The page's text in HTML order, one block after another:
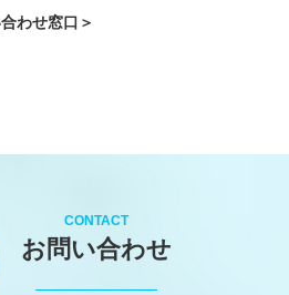
わせ窓口＞
CONTACT
お問い合わせ